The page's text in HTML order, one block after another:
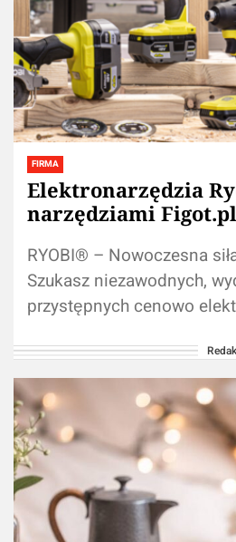
FIRMA
Elektronarzędzia
narzędziami Figot.pl
RYOBI® – Nowoczesna
Szukasz niezawodnych,
przystępnych cenowo
w warsztacie, ogrodzie...